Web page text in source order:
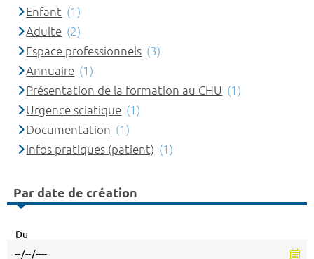
Enfant (1)
Adulte (2)
Espace professionnels (3)
Annuaire (1)
Présentation de la formation au CHU (1)
Urgence sciatique (1)
Documentation (1)
Infos pratiques (patient) (1)
Par date de création
Du